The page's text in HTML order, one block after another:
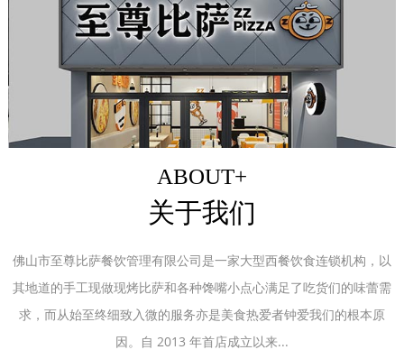
ABOUT+
关于我们
佛山市至尊比萨餐饮管理有限公司是一家大型西餐饮食连锁机构，以
其地道的手工现做现烤比萨和各种馋嘴小点心满足了吃货们的味蕾需
求，而从始至终细致入微的服务亦是美食热爱者钟爱我们的根本原
因。自 2013 年首店成立以来...